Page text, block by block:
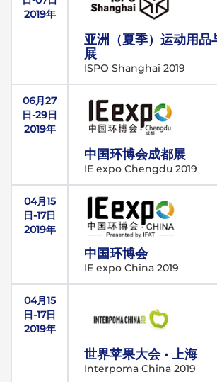
2019年
亚洲（夏季）运动用品
展
ISPO Shanghai 2019
06月27
日-29日
2019年
中国环博会成都展
IE expo Chengdu 2019
04月15
日-17日
2019年
中国环博会
IE expo China 2019
04月15
日-17日
2019年
世界苹果大会 • 上海
Interpoma China 2019